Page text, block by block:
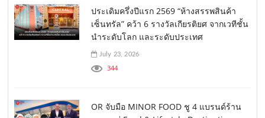
ประเดิมครึ่งปีแรก 2569 “ห้างสรรพสินค้า
เซ็นทรัล” คว้า 6 รางวัลเกียรติยศ จากเวทีชั้น
นำระดับโลก และระดับประเทศ
July 23, 2026
344
OR จับมือ MINOR FOOD ชู 4 แบรนด์ร้าน